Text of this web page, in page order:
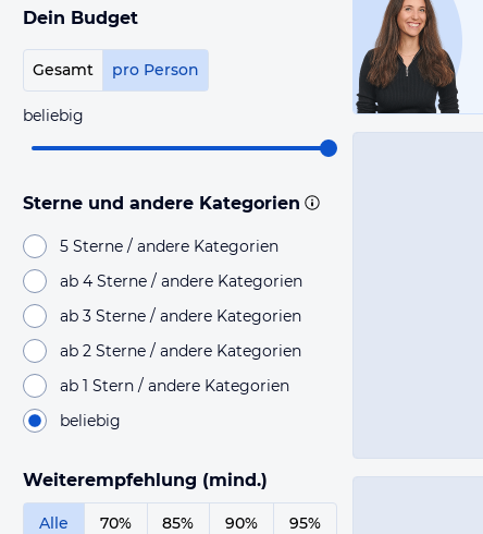
Dein Budget
Gesamt pro Person
beliebig
Sterne und andere Kategorien
5 Sterne / andere Kategorien
ab 4 Sterne / andere Kategorien
ab 3 Sterne / andere Kategorien
ab 2 Sterne / andere Kategorien
ab 1 Stern / andere Kategorien
beliebig
Weiterempfehlung (mind.)
Alle 70% 85% 90% 95%